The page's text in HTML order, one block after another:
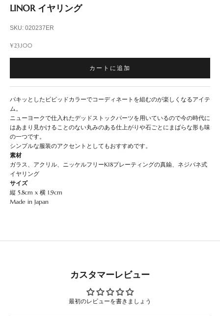
LINOR イヤリング
SKU: 020237ER
セール価格
¥23,100
カートに追加
パキッとしたビビッドカラーでコーディネートを組むのが楽しくなるアイテ
ム。
ニューヨークで仕入れたデッドストックパーツを用いているので今の時代に
はあまり見かけることのない丸みのある仕上がりや石ごとにまばらな形も味
の一つです。
シンプルな服装のアクセントとしてもおすすめです。
素材
ガラス、アクリル、ニッケルフリーK18プレーティングの真鍮、ネジバネ式
イヤリング
サイズ
縦 5.8cm x 横 1.9cm
Made in Japan
カスタマーレビュー
最初のレビューを書きましょう